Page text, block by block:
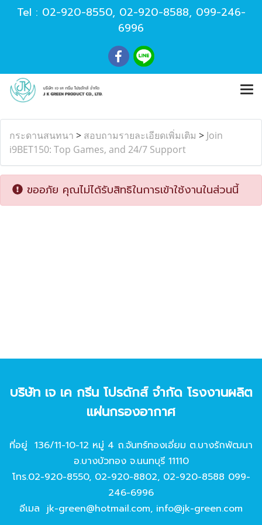
Tel : 02-920-8550, 02-920-8588, 099-246-
6996
กระดานสนทนา > สอบถามรายละเอียดเพิ่มเติม > Join
i9BET150: Top Games, and 24/7 Support
ขออภัย คุณไม่ได้รับสิทธิในการเข้าใช้งานในส่วนนี้
บริษัท เจ เค กรีน โปรดักส์ จํากัด โรงงานผลิต
แผ่นกรองอากาศ
ที่อยู่ 136/11-10-12 หมู่ 4 ถ.จันทร์ทองเอี่ยม ต.บางรักพัฒนา
อ.บางบัวทอง จ.นนทบุรี 11110
โทร.02-920-8550, 02-920-8802, 02-920-8588 099-
246-6996
อีเมล jk-green@hotmail.com, info@jk-green.com